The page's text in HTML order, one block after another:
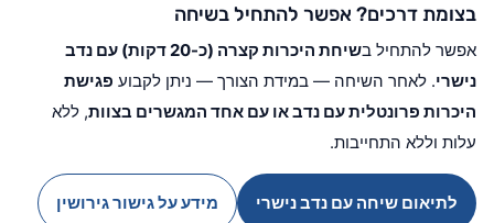
בצומת דרכים? אפשר להתחיל בשיחה
אפשר להתחיל ב
שיחת היכרות קצרה (כ-20 דקות) עם נדב
נישרי. לאחר השיחה — במידת הצורך — ניתן לקבוע פגישת
היכרות פרונטלית עם נדב או עם אחד המגשרים בצוות, ללא
עלות וללא התחייבות.
לתיאום שיחה עם נדב נישרי מידע על גישור גירושין